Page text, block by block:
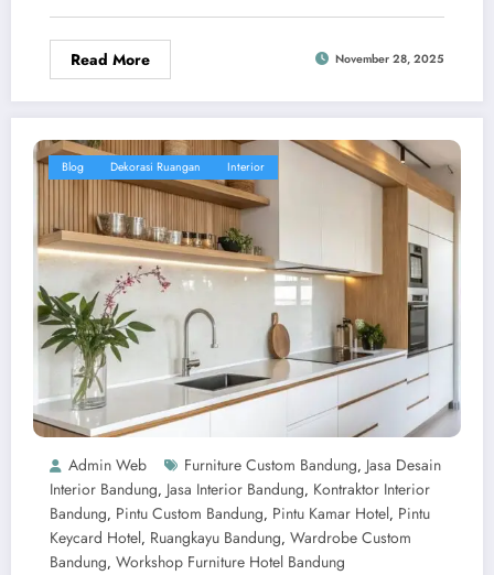
Read More November 28, 2025
Blog Dekorasi Ruangan Interior
Admin Web Furniture Custom Bandung, Jasa Desain
Interior Bandung, Jasa Interior Bandung, Kontraktor Interior
Bandung, Pintu Custom Bandung, Pintu Kamar Hotel, Pintu
Keycard Hotel, Ruangkayu Bandung, Wardrobe Custom
Bandung, Workshop Furniture Hotel Bandung